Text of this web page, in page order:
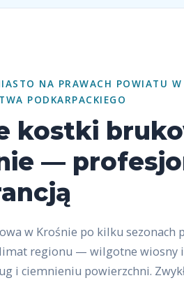
NA PRAWACH POWIATU
PODKARPACKIEGO
kostki
—
w Krośnie po kilku sezonach
regionu — wilgotne wiosny
i ciemnieniu powierzchni.